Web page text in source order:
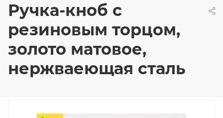
Ручка-кноб с
резиновым торцом,
золото матовое,
нержваеющая сталь